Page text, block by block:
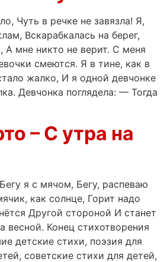
Чуть в речке не завязла! Я,
Вскарабкалась на берег,
А мне никто не верит. С меня
смеются. Я в тине, как в
жалко, И я одной девчонке
Девчонка поглядела: — Тогда
– С утра на
я с мячом, Бегу, распеваю
как солнце, Горит надо
Другой стороной И станет
весной. Конец стихотворения
детские стихи, поэзия для
советские стихи для детей,